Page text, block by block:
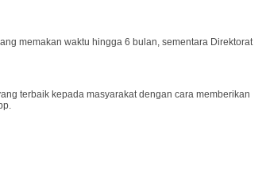
memakan waktu hingga 6 bulan, sementara Direktorat
terbaik kepada masyarakat dengan cara memberikan